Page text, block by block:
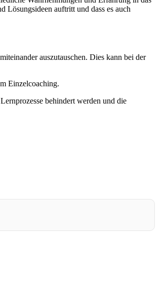
Lösungsideen auftritt und dass es auch
auszutauschen. Dies kann bei der
Einzelcoaching.
behindert werden und die